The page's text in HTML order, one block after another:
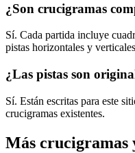
¿Son crucigramas
Sí. Cada partida incluye
pistas horizontales y
¿Las pistas son
Sí. Están escritas para este
crucigramas existentes.
Más crucigramas